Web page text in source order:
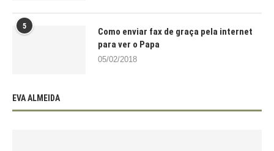
5
Como enviar fax de graça pela internet
para ver o Papa
05/02/2018
EVA ALMEIDA